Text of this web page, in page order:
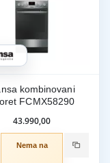
kombinovani
FCMX58290
43.990,00
Nema na